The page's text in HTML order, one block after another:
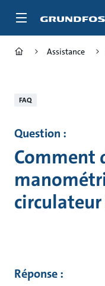
Assistance
FAQ
Question :
Comment
circulateur
Réponse :